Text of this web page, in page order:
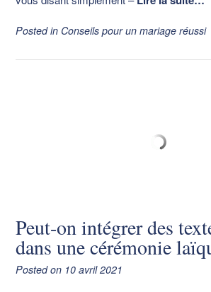
Posted in Conseils pour un mariage réussi
Peut-on intégrer des
dans une cérémonie
Posted on 10 avril 2021